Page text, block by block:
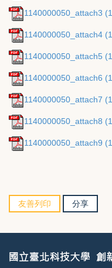
1140000050_attach3
1140000050_attach4
1140000050_attach5
1140000050_attach6
1140000050_attach7
1140000050_attach8
1140000050_attach9
友善列印 分享